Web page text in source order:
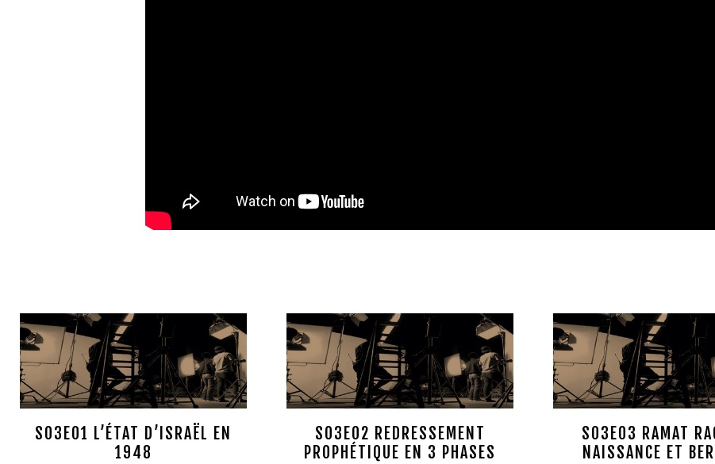
S03E01 L’ÉTAT D’ISRAËL EN
1948
S03E02 REDRESSEMENT
PROPHÉTIQUE EN 3 PHASES
S03E03 RAMAT
NAISSANCE ET